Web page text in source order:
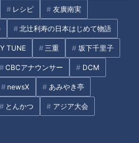
レシピ 友廣南実
北辻利寿の日本はじめて物語
TUNE 三重 坂下千里子
CBCアナウンサー DCM
newsX あみやき亭
とんかつ アジア大会
く。塩水で洗って水気をふ
に入れて20分ほどおく。
小角に切ったモッツァレラチ